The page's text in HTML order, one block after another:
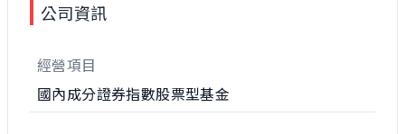
公司資訊
經營項目
國內成分證券指數股票型基金